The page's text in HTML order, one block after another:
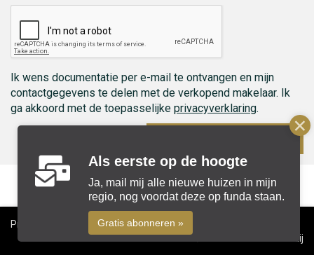
Ik wens documentatie per e-mail te ontvangen en mijn
contactgegevens te delen met de verkopend makelaar. Ik
ga akkoord met de toepasselijke privacyverklaring.
Privacyverklaring CookiebeleidDisclaimer
© 2026 Beks Makelaardij
Als eerste op de hoogte
Ja, mail mij alle nieuwe huizen in mijn
regio, nog voordat deze op funda staan.
Gratis abonneren »